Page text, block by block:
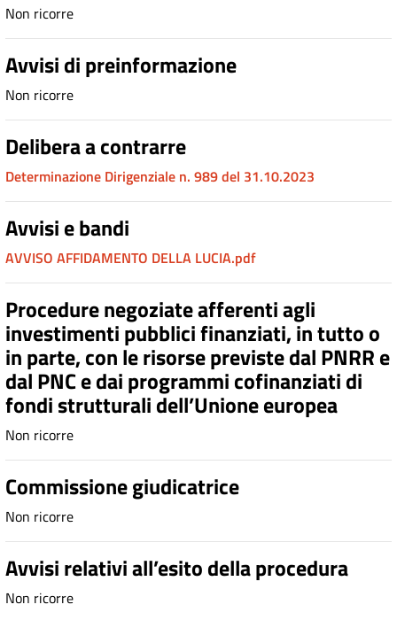
Non ricorre
Avvisi di preinformazione
Non ricorre
Delibera a contrarre
Determinazione Dirigenziale n. 989 del 31.10.2023
Avvisi e bandi
AVVISO AFFIDAMENTO DELLA LUCIA.pdf
Procedure negoziate afferenti agli
investimenti pubblici finanziati, in tutto o
in parte, con le risorse previste dal PNRR e
dal PNC e dai programmi cofinanziati di
fondi strutturali dell’Unione europea
Non ricorre
Commissione giudicatrice
Non ricorre
Avvisi relativi all’esito della procedura
Non ricorre